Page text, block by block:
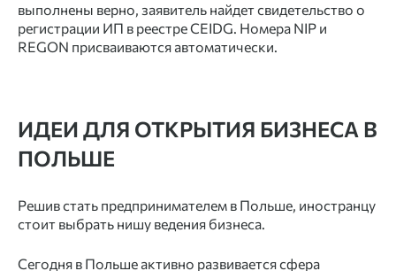
выполнены верно, заявитель найдет свидетельство о
регистрации ИП в реестре CEIDG. Номера NIP и
REGON присваиваются автоматически.
ИДЕИ ДЛЯ ОТКРЫТИЯ БИЗНЕСА В
ПОЛЬШЕ
Решив стать предпринимателем в Польше, иностранцу
стоит выбрать нишу ведения бизнеса.
Сегодня в Польше активно развивается сфера